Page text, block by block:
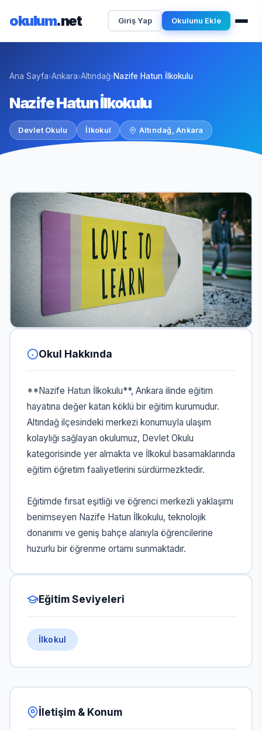
okulum.net Giriş Yap Okulunu Ekle
Ana Sayfa›Ankara›Altındağ› Nazife Hatun İlkokulu
Nazife Hatun İlkokulu
Devlet Okulu İlkokul Altındağ, Ankara
Okul Hakkında
**Nazife Hatun İlkokulu**, Ankara ilinde eğitim
hayatına değer katan köklü bir eğitim kurumudur.
Altındağ ilçesindeki merkezi konumuyla ulaşım
kolaylığı sağlayan okulumuz, Devlet Okulu
kategorisinde yer almakta ve İlkokul basamaklarında
eğitim öğretim faaliyetlerini sürdürmezktedir.
Eğitimde fırsat eşitliği ve öğrenci merkezli yaklaşımı
benimseyen Nazife Hatun İlkokulu, teknolojik
donanımı ve geniş bahçe alanıyla öğrencilerine
huzurlu bir öğrenme ortamı sunmaktadır.
Eğitim Seviyeleri
İlkokul
İletişim & Konum